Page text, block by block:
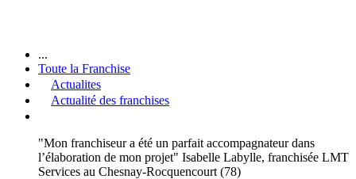
...
Toute la Franchise
Actualites
Actualité des franchises
"Mon franchiseur a été un parfait accompagnateur dans
l’élaboration de mon projet" Isabelle Labylle, franchisée LMT
Services au Chesnay-Rocquencourt (78)